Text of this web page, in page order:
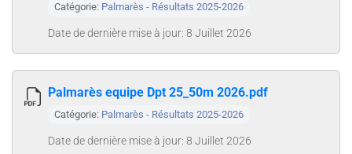
Catégorie: Palmarès - Résultats 2025-2026
Date de dernière mise à jour: 8 Juillet 2026
Palmarès equipe Dpt 25_50m 2026.pdf
Catégorie: Palmarès - Résultats 2025-2026
Date de dernière mise à jour: 8 Juillet 2026